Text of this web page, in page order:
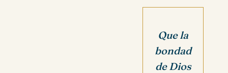
Que la
bondad
de Dios